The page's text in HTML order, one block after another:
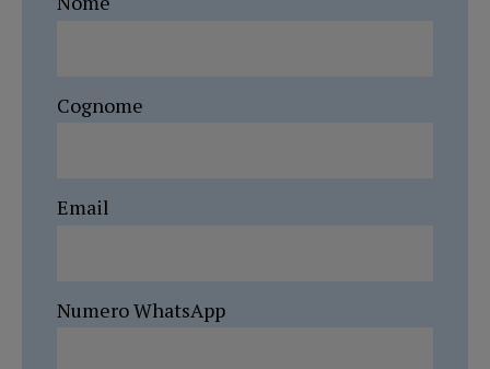
Cognome
Email
Numero WhatsApp